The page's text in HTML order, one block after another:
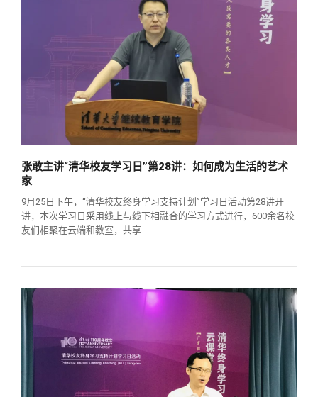
张敢主讲“清华校友学习日”第28讲：如何成为生活的艺术
家
9月25日下午，“清华校友终身学习支持计划”学习日活动第28讲开
讲，本次学习日采用线上与线下相融合的学习方式进行，600余名校
友们相聚在云端和教室，共享...